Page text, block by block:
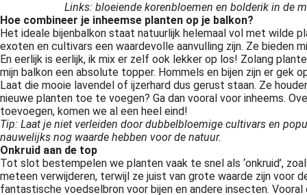
Links: bloeiende korenbloemen en bolderik in de
Hoe combineer je inheemse planten op je balkon?
Het ideale bijenbalkon staat natuurlijk helemaal vol met wilde
exoten en cultivars een waardevolle aanvulling zijn. Ze bieden
En eerlijk is eerlijk, ik mix er zelf ook lekker op los! Zolang
mijn balkon een absolute topper. Hommels en bijen zijn er gek
Laat die mooie lavendel of ijzerhard dus gerust staan. Ze
nieuwe planten toe te voegen? Ga dan vooral voor inheems.
toevoegen, komen we al een heel eind!
Tip: Laat je niet verleiden door dubbelbloemige cultivars en
nauwelijks nog waarde hebben voor de natuur.
Onkruid aan de top
Tot slot bestempelen we planten vaak te snel als ‘onkruid’,
meteen verwijderen, terwijl ze juist van grote waarde zijn voor
fantastische voedselbron voor bijen en andere insecten.